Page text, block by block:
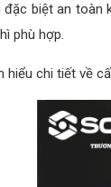
biệt an toàn
phù hợp.
hiểu chi tiết về